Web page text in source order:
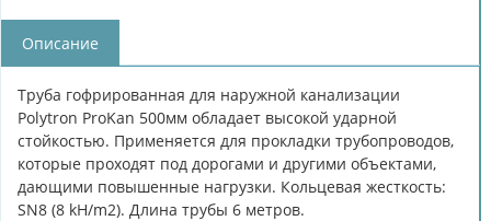
Описание
Труба гофрированная для наружной канализации
Polytron ProKan 500мм обладает высокой ударной
стойкостью. Применяется для прокладки трубопроводов,
которые проходят под дорогами и другими объектами,
дающими повышенные нагрузки. Кольцевая жесткость:
SN8 (8 kH/m2). Длина трубы 6 метров.